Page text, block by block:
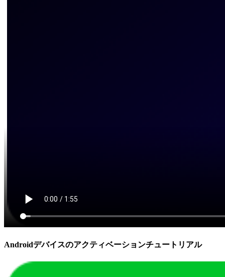
Androidデバイスのアクティベーションチュートリアル